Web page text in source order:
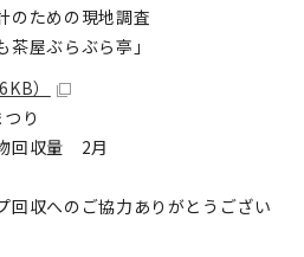
のための現地調査
屋ぶらぶら亭」
）
り
回収量 2月
回収へのご協力ありがとうござい